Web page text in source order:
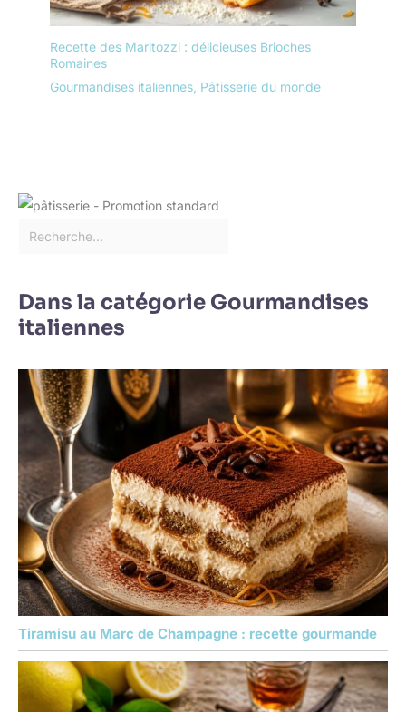
protège la vaisselle en
transport. Nous vous
remplacement gratuit si
Recette des Maritozzi : délicieuses Brioches
Romaines
Gourmandises italiennes Pâtisserie du monde
Dans la catégorie Gourmandises
italiennes
Tiramisu au Marc de Champagne : recette gourmande